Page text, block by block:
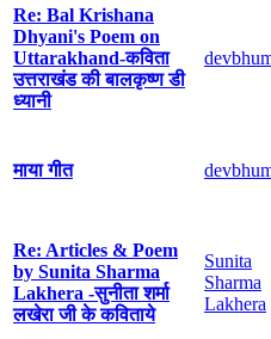
Re: Bal Krishana
Dhyani's Poem on
Uttarakhand-कविता
उत्तराखंड की बालकृष्ण डी
ध्यानी
माया गीत
Re: Articles & Poem
by Sunita Sharma
Lakhera -सुनीता शर्मा
लखेरा जी के कविताये
Sunita
Sharma
Lakhera